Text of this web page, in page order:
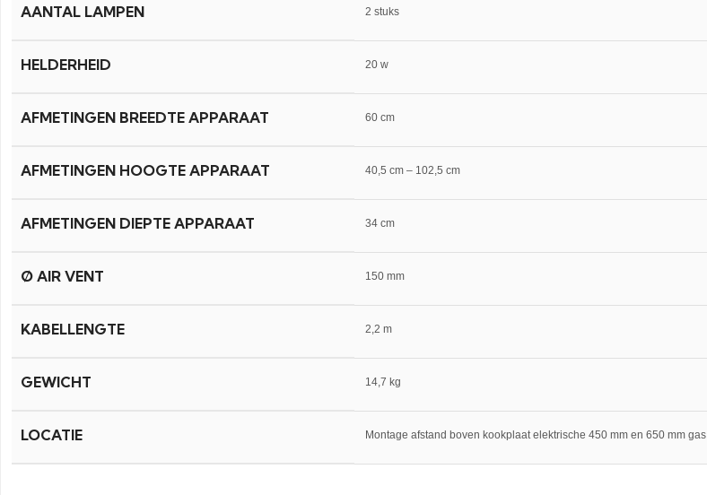
AANTAL LAMPEN 2 stuks
HELDERHEID 20 w
AFMETINGEN BREEDTE APPARAAT 60 cm
AFMETINGEN HOOGTE APPARAAT 40,5 cm – 102,5 cm
AFMETINGEN DIEPTE APPARAAT 34 cm
Ø AIR VENT 150 mm
KABELLENGTE 2,2 m
GEWICHT 14,7 kg
LOCATIE Montage afstand boven kookplaat elektrische 450 mm en 650 mm gas